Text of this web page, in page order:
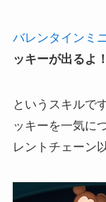
バレンタインミ
ッキーが出るよ！
というスキルで
ッキーを一気に
レントチェーン